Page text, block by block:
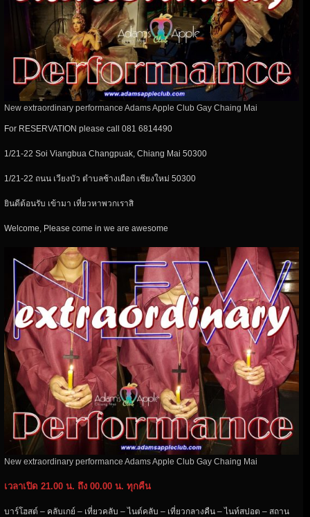
New extraordinary performance Adams Apple Club Gay Chaing Mai
For RESERVATION please call 081 6814490
1/21-22 Soi Viangbua Changpuak, Chiang Mai 50300
1/21-22 ถนน เวียงบัว ตำบลช้างเผือก เชียงใหม่ 50300
ยินดีต้อนรับ เข้ามา เที่ยวหาพวกเราสิ
Welcome, Please come in we are awesome
New extraordinary performance Adams Apple Club Gay Chaing Mai
เวลาเปิด 21.00 น. ถึง 00.00 น. ทุกคืน
บาร์โฮสต์ – คลับเกย์ – เที่ยวคลับ – ไนต์คลับ – เที่ยวกลางคืน – ไนท์สปอต – สถาน